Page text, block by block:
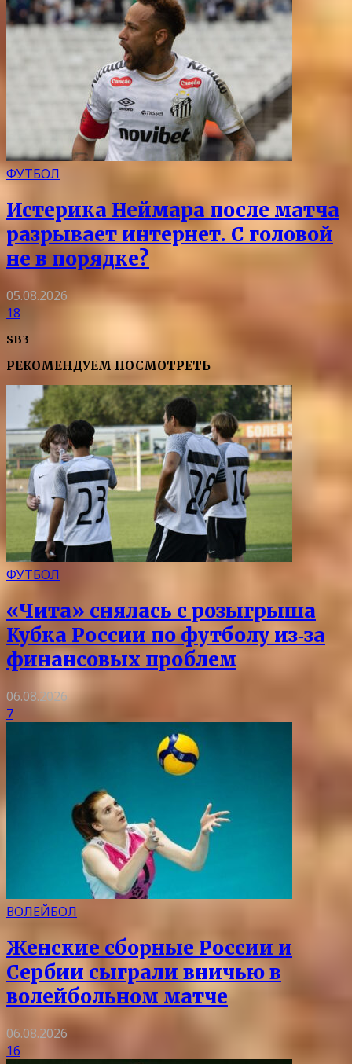
ФУТБОЛ
Истерика Неймара после матча
разрывает интернет. С головой
не в порядке?
05.08.2026
18
SB3
РЕКОМЕНДУЕМ ПОСМОТРЕТЬ
ФУТБОЛ
«Чита» снялась с розыгрыша
Кубка России по футболу из‑за
финансовых проблем
06.08.2026
7
ВОЛЕЙБОЛ
Женские сборные России и
Сербии сыграли вничью в
волейбольном матче
06.08.2026
16